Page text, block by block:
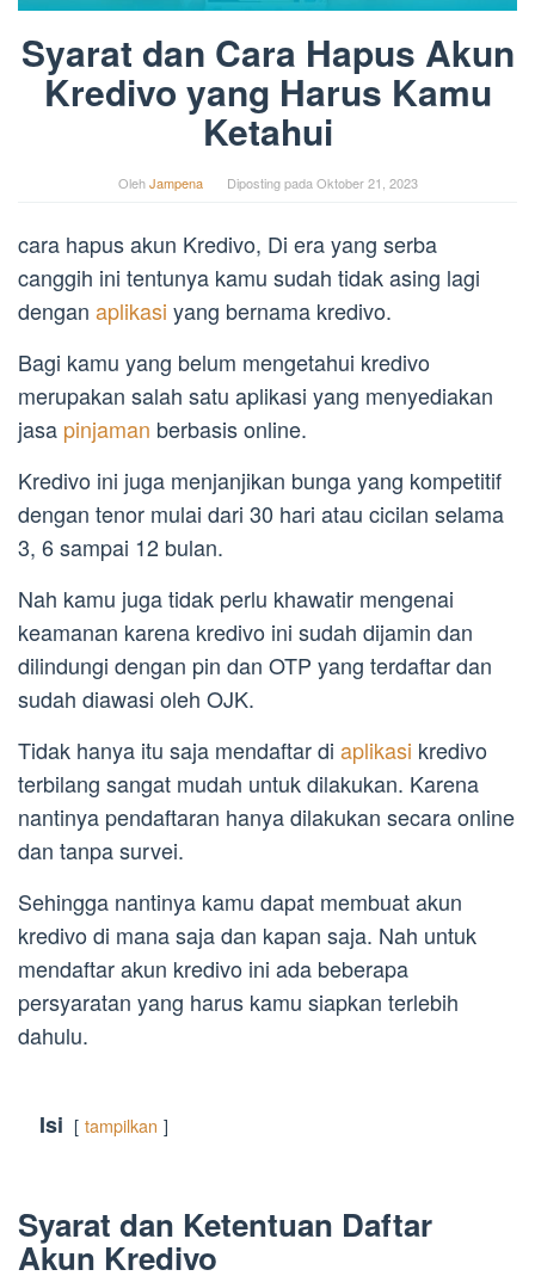
Syarat dan Cara Hapus Akun
Kredivo yang Harus Kamu
Ketahui
OlehJampena Diposting pada Oktober 21, 2023
cara hapus akun Kredivo, Di era yang serba
canggih ini tentunya kamu sudah tidak asing lagi
dengan aplikasi yang bernama kredivo.
Bagi kamu yang belum mengetahui kredivo
merupakan salah satu aplikasi yang menyediakan
jasa pinjaman berbasis online.
Kredivo ini juga menjanjikan bunga yang kompetitif
dengan tenor mulai dari 30 hari atau cicilan selama
3, 6 sampai 12 bulan.
Nah kamu juga tidak perlu khawatir mengenai
keamanan karena kredivo ini sudah dijamin dan
dilindungi dengan pin dan OTP yang terdaftar dan
sudah diawasi oleh OJK.
Tidak hanya itu saja mendaftar di aplikasi kredivo
terbilang sangat mudah untuk dilakukan. Karena
nantinya pendaftaran hanya dilakukan secara online
dan tanpa survei.
Sehingga nantinya kamu dapat membuat akun
kredivo di mana saja dan kapan saja. Nah untuk
mendaftar akun kredivo ini ada beberapa
persyaratan yang harus kamu siapkan terlebih
dahulu.
Isi tampilkan
Syarat dan Ketentuan Daftar
Akun Kredivo